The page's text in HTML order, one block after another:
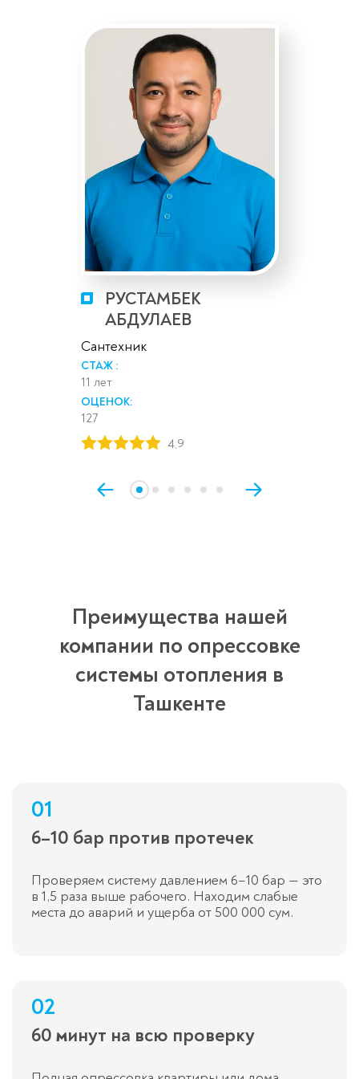
РУСТАМБЕК
АБДУЛАЕВ
Сантехник
СТАЖ :
11 лет
ОЦЕНОК:
127
4,9
Преимущества нашей
компании по опрессовке
системы отопления в
Ташкенте
01
6–10 бар против протечек
Проверяем систему давлением 6–10 бар — это
в 1,5 раза выше рабочего. Находим слабые
места до аварий и ущерба от 500 000 сум.
02
60 минут на всю проверку